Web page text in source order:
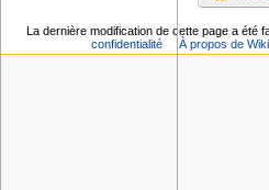
La dernière modification de cette page a été
confidentialité
À propos de